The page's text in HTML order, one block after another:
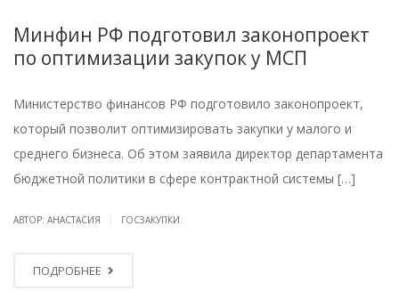
Минфин РФ подготовил законопроект
по оптимизации закупок у МСП
Министерство финансов РФ подготовило законопроект,
который позволит оптимизировать закупки у малого и
среднего бизнеса. Об этом заявила директор департамента
бюджетной политики в сфере контрактной системы […]
АВТОР: АНАСТАСИЯ ГОСЗАКУПКИ
ПОДРОБНЕЕ